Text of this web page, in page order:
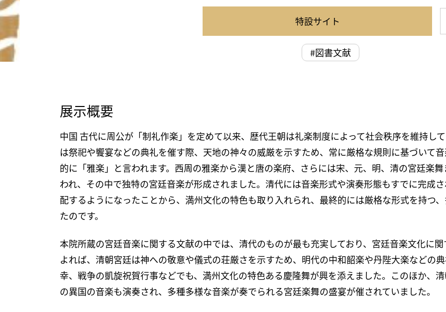
特設サイト
#図書文献
展示概要
中国 古代に周公が「制礼作楽」を定めて以来、歴代王朝は礼楽制度によって社会秩序を維持し
は祭祀や饗宴などの典礼を催す際、天地の神々の威厳を示すため、常に厳格な規則に基づいて
的に「雅楽」と言われます。西周の雅楽から漢と唐の楽府、さらには宋、元、明、清の宮廷楽
われ、その中で独特の宮廷音楽が形成されました。清代には音楽形式や演奏形態もすでに完成
配するようになったことから、満州文化の特色も取り入れられ、最終的には厳格な形式を持つ
たのです。
本院所蔵の宮廷音楽に関する文献の中では、清代のものが最も充実しており、宮廷音楽文化に
よれば、清朝宮廷は神への敬意や儀式の荘厳さを示すため、明代の中和韶楽や丹陛大楽などの
幸、戦争の凱旋祝賀行事などでも、満州文化の特色ある慶隆舞が興を添えました。このほか、
の異国の音楽も演奏され、多種多様な音楽が奏でられる宮廷楽舞の盛宴が催されていました。